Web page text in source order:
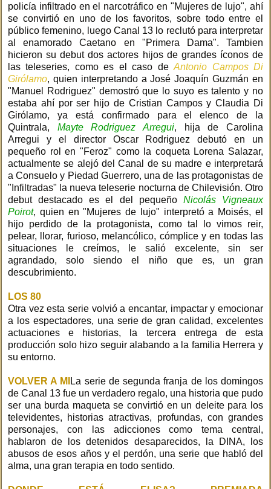
policía infiltrado en el narcotráfico en "Mujeres de lujo", ahí
se convirtió en uno de los favoritos, sobre todo entre el
público femenino, luego Canal 13 lo reclutó para interpretar
al enamorado Caetano en "Primera Dama". Tambien
hicieron su debut dos actores hijos de grandes íconos de
las teleseries, como es el caso deAntonio Campos Di
Girólamo, quien interpretando a José Joaquín Guzmán en
"Manuel Rodriguez" demostró que lo suyo es talento y no
estaba ahí por ser hijo de Cristian Campos y Claudia Di
Girólamo, ya está confirmado para el elenco de la
Quintrala, Mayte Rodriguez Arregui, hija de Carolina
Arregui y el director Oscar Rodriguez debutó en un
pequeño rol en "Feroz" como la coqueta Lorena Salazar,
actualmente se alejó del Canal de su madre e interpretará
a Consuelo y Piedad Guerrero, una de las protagonistas de
"Infiltradas" la nueva teleserie nocturna de Chilevisión. Otro
debut destacado es el del pequeño Nicolás Vigneaux
Poirot, quien en "Mujeres de lujo" interpretó a Moisés, el
hijo perdido de la protagonista, como tal lo vimos reir,
pelear, llorar, furioso, melancólico, cómplice y en todas las
situaciones le creímos, le salió excelente, sin ser
agrandado, solo siendo el niño que es, un gran
descubrimiento.
LOS 80
Otra vez esta serie volvió a encantar, impactar y emocionar
a los espectadores, una serie de gran calidad, excelentes
actuaciones e historias, la tercera entrega de esta
producción solo hizo seguir alabando a la familia Herrera y
su entorno.
VOLVER A MI La serie de segunda franja de los domingos
de Canal 13 fue un verdadero regalo, una historia que pudo
ser una burda maqueta se convirtió en un deleite para los
televidentes, historias atractivas, profundas, con grandes
personajes, con las adicciones como tema central,
hablaron de los detenidos desaparecidos, la DINA, los
abusos de esos años y el perdón, una serie que habló del
alma, una gran terapia en todo sentido.